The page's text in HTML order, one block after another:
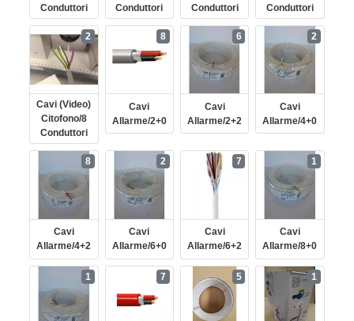
Conduttori
Conduttori
Conduttori
Conduttori
Cavi (video)
Citofono/8
Conduttori
2
Cavi
Allarme/2+0
8
Cavi
Allarme/2+2
6
Cavi
Allarme/4+0
2
Cavi
Allarme/4+2
8
Cavi
Allarme/6+0
2
Cavi
Allarme/6+2
7
Cavi
Allarme/8+0
1
1 7 5 1